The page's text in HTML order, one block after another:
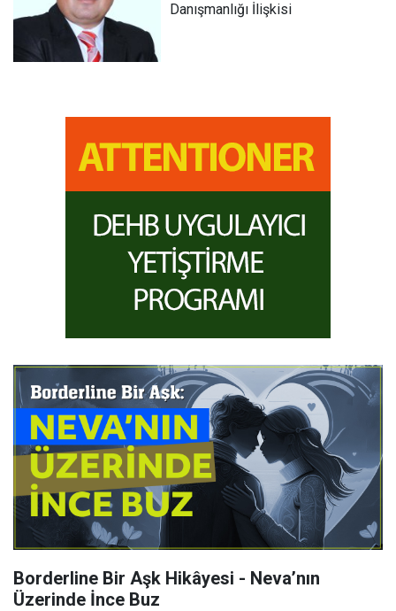
Danışmanlığı İlişkisi
Borderline Bir Aşk Hikâyesi - Neva’nın
Üzerinde İnce Buz